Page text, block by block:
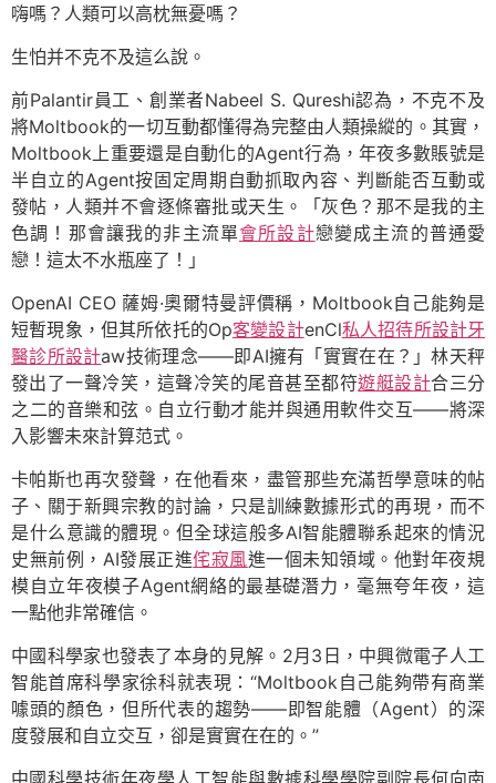
嗨嗎？人類可以高枕無憂嗎？
生怕并不克不及這么說。
前Palantir員工、創業者Nabeel S. Qureshi認為，不克不及
將Moltbook的一切互動都懂得為完整由人類操縱的。其實，
Moltbook上重要還是自動化的Agent行為，年夜多數賬號是
半自立的Agent按固定周期自動抓取內容、判斷能否互動或
發帖，人類并不會逐條審批或天生。「灰色？那不是我的主
色調！那會讓我的非主流單會所設計戀變成主流的普通愛
戀！這太不水瓶座了！」
OpenAI CEO 薩姆·奧爾特曼評價稱，Moltbook自己能夠是
短暫現象，但其所依托的Op客變設計enCl私人招待所設計牙
醫診所設計aw技術理念——即AI擁有「實實在在？」林天秤
發出了一聲冷笑，這聲冷笑的尾音甚至都符遊艇設計合三分
之二的音樂和弦。自立行動才能并與通用軟件交互——將深
入影響未來計算范式。
卡帕斯也再次發聲，在他看來，盡管那些充滿哲學意味的帖
子、關于新興宗教的討論，只是訓練數據形式的再現，而不
是什么意識的體現。但全球這般多AI智能體聯系起來的情況
史無前例，AI發展正進侘寂風進一個未知領域。他對年夜規
模自立年夜模子Agent網絡的最基礎潛力，毫無夸年夜，這
一點他非常確信。
中國科學家也發表了本身的見解。2月3日，中興微電子人工
智能首席科學家徐科就表現：“Moltbook自己能夠帶有商業
噱頭的顏色，但所代表的趨勢——即智能體（Agent）的深
度發展和自立交互，卻是實實在在的。”
中國科學技術年夜學人工智能與數據科學學院副院長何向南